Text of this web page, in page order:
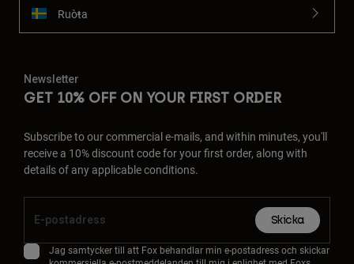
Ruoŧŧa
Newsletter
GET 10% OFF ON YOUR FIRST ORDER
Subscribe to our commercial e-mails, and within minutes, you'll
receive a 10% discount code for your first order, along with
details of any applicable conditions.
Skicka
Jag samtycker till att Fox behandlar min e-postadress och skickar